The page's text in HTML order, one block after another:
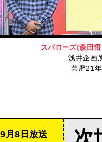
スパローズ(森田
浅井企画
芸歴21年
9月8日放送 次